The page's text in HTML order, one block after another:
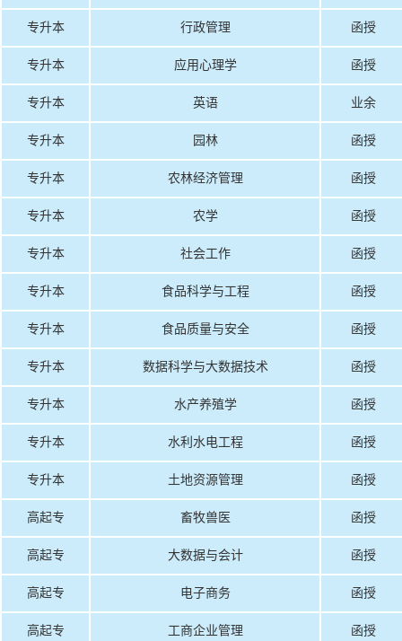
专升本 行政管理 函授
专升本 应用心理学 函授
专升本 英语 业余
专升本 园林 函授
专升本 农林经济管理 函授
专升本 农学 函授
专升本 社会工作 函授
专升本 食品科学与工程 函授
专升本 食品质量与安全 函授
专升本 数据科学与大数据技术 函授
专升本 水产养殖学 函授
专升本 水利水电工程 函授
专升本 土地资源管理 函授
高起专 畜牧兽医 函授
高起专 大数据与会计 函授
高起专 电子商务 函授
高起专 工商企业管理 函授